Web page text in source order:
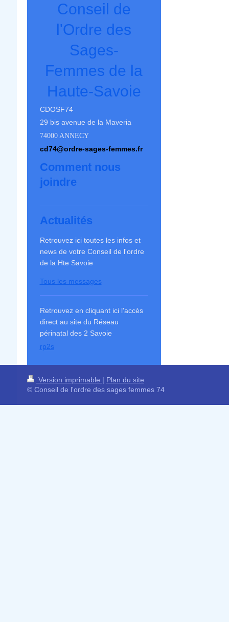
Conseil de
l'Ordre des
Sages-
Femmes de la
Haute-Savoie
CDOSF74
29 bis avenue de la Maveria
74000 ANNECY
cd74@ordre-sages-femmes.fr
Comment nous
joindre
Actualités
Retrouvez ici toutes les infos et
news de votre Conseil de l'ordre
de la Hte Savoie
Tous les messages
Retrouvez en cliquant ici l'accès
direct au site du Réseau
périnatal des 2 Savoie
rp2s
Version imprimable | Plan du site
© Conseil de l'ordre des sages femmes 74